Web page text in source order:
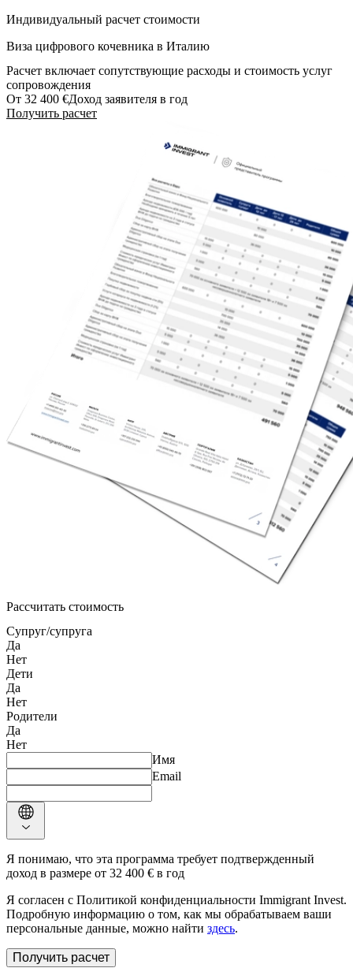
Индивидуальный расчет стоимости
Виза цифрового кочевника в Италию
Расчет включает сопутствующие расходы и стоимость услуг
сопровождения
От 32 400 €Доход заявителя в год
Получить расчет
Рассчитать стоимость
Супруг/супруга
Да
Нет
Дети
Да
Нет
Родители
Да
Нет
Имя
Email
Я понимаю, что эта программа требует подтвержденный
доход в размере от 32 400 € в год
Я согласен с Политикой конфиденциальности Immigrant Invest.
Подробную информацию о том, как мы обрабатываем ваши
персональные данные, можно найти здесь.
Получить расчет